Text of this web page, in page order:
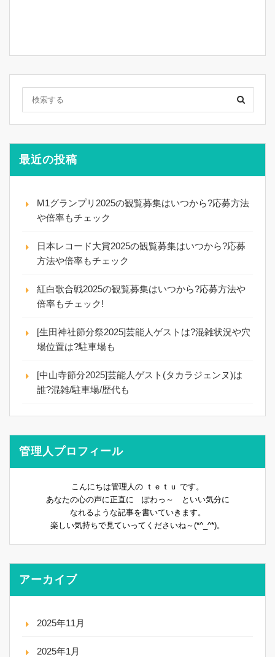
最近の投稿
M1グランプリ2025の観覧募集はいつから?応募方法
や倍率もチェック
日本レコード大賞2025の観覧募集はいつから?応募
方法や倍率もチェック
紅白歌合戦2025の観覧募集はいつから?応募方法や
倍率もチェック!
[生田神社節分祭2025]芸能人ゲストは?混雑状況や穴
場位置は?駐車場も
[中山寺節分2025]芸能人ゲスト(タカラジェンヌ)は
誰?混雑/駐車場/歴代も
管理人プロフィール
こんにちは管理人の ｔｅｔｕ です。
あなたの心の声に正直に ぽわっ～ といい気分に
なれるような記事を書いていきます。
楽しい気持ちで見ていってくださいね～(*^_^*)。
アーカイブ
2025年11月
2025年1月